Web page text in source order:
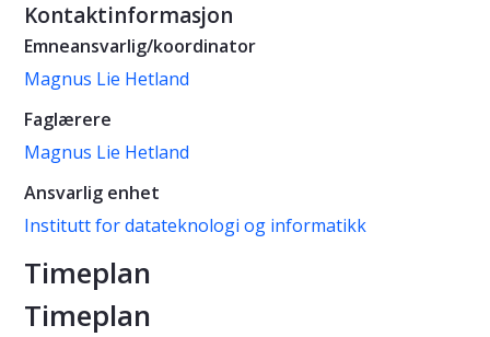
Kontaktinformasjon
Emneansvarlig/koordinator
Magnus Lie Hetland
Faglærere
Magnus Lie Hetland
Ansvarlig enhet
Institutt for datateknologi og informatikk
Timeplan
Timeplan